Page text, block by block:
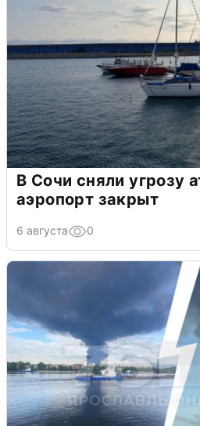
В Сочи сняли угрозу
аэропорт закрыт
6 августа 0